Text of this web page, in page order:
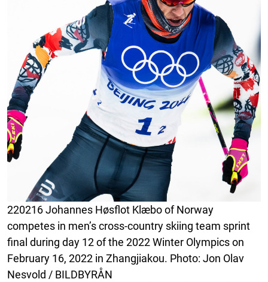
220216 Johannes Høsflot Klæbo of Norway
competes in men’s cross-country skiing team sprint
final during day 12 of the 2022 Winter Olympics on
February 16, 2022 in Zhangjiakou. Photo: Jon Olav
Nesvold / BILDBYRÅN